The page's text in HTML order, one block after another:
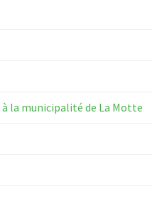
la municipalité de La Motte